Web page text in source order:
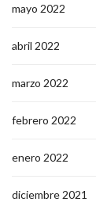
mayo 2022
abril 2022
marzo 2022
febrero 2022
enero 2022
diciembre 2021